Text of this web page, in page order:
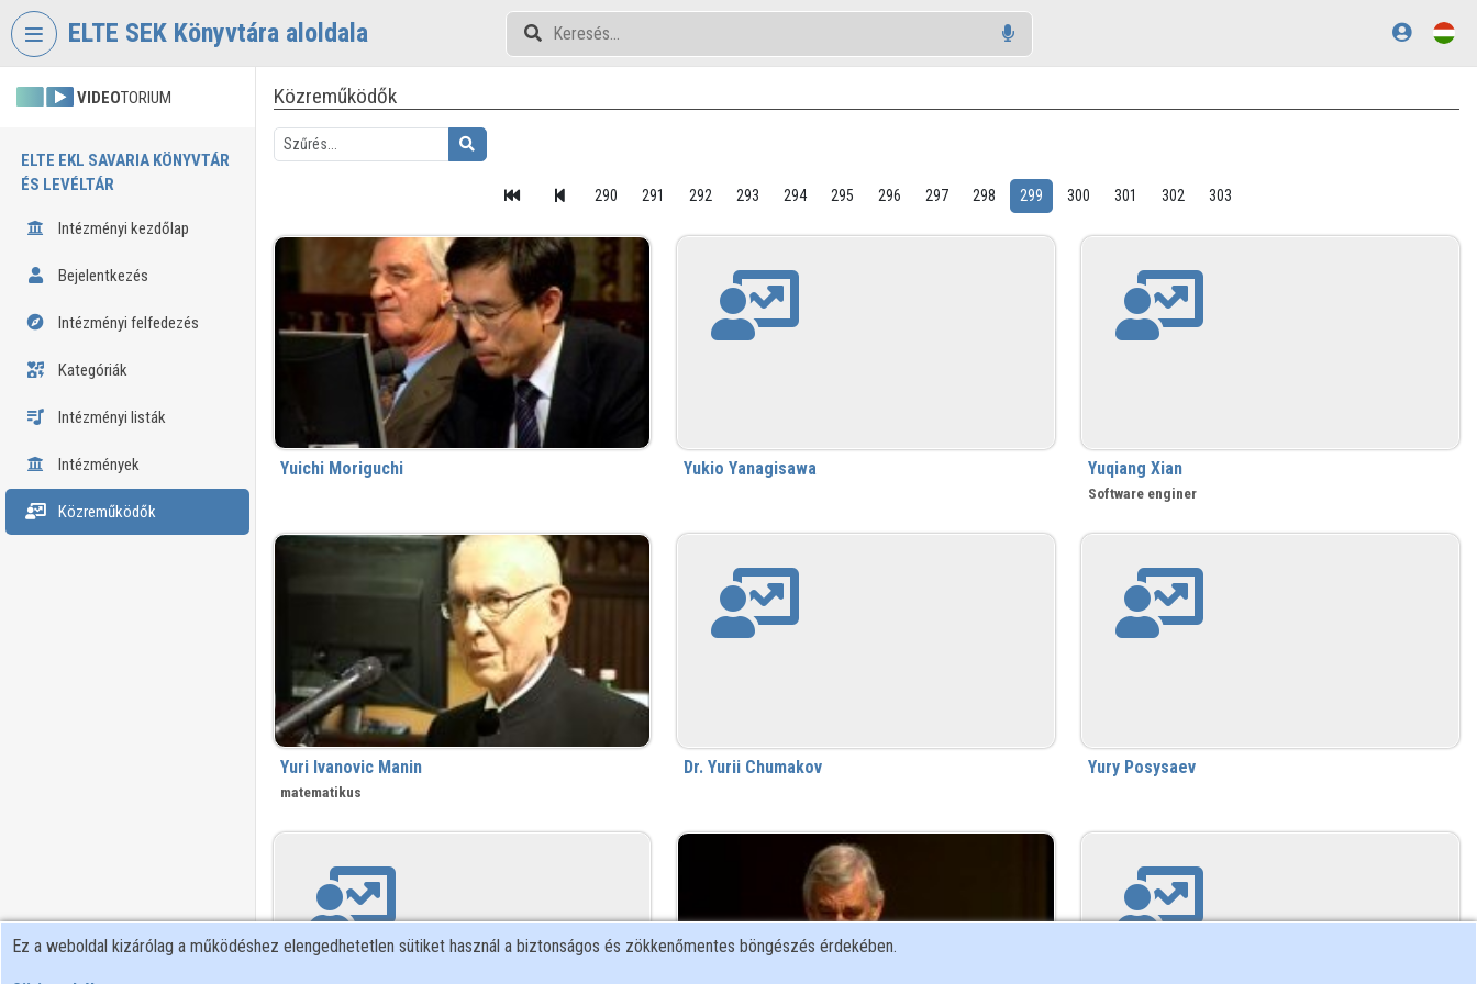
Fejléc kihagyása
ELTE SEK Könyvtára aloldala
VIDEOTORIUM
ELTE EKL SAVARIA KÖNYVTÁR
ÉS LEVÉLTÁR
Intézményi kezdőlap
Bejelentkezés
Intézményi felfedezés
Kategóriák
Intézményi listák
Intézmények
Közreműködők
Közreműködők
290 291 292 293 294 295 296 297 298 299 300 301 302 303
Yuichi Moriguchi Yukio Yanagisawa Yuqiang Xian
Software enginer
Yuri Ivanovic Manin
matematikus
Dr. Yurii Chumakov Yury Posysaev
Ez a weboldal kizárólag a működéshez elengedhetetlen sütiket használ a biztonságos és zökkenőmentes böngészés érdekében.